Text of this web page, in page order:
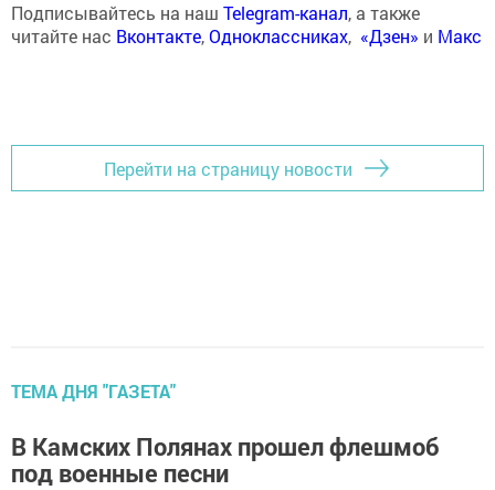
Подписывайтесь на наш Telegram-канал, а также
читайте нас Вконтакте,Одноклассниках, «Дзен» и Макс
Перейти на страницу новости
ТЕМА ДНЯ "ГАЗЕТА"
В Камских Полянах прошел флешмоб
под военные песни